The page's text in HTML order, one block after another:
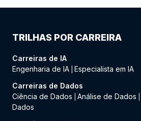
TRILHAS POR CARREIRA
Carreiras de IA
Engenharia de IA Especialista em IA
Carreiras de Dados
Ciência de Dados
Análise de Dados
Dados